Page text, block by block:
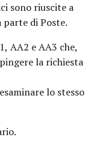
sono riuscite a
di Poste.
AA2 e AA3 che,
la richiesta
lo stesso